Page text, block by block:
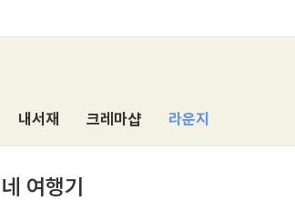
내서재 크레마샵 라운지
여행기